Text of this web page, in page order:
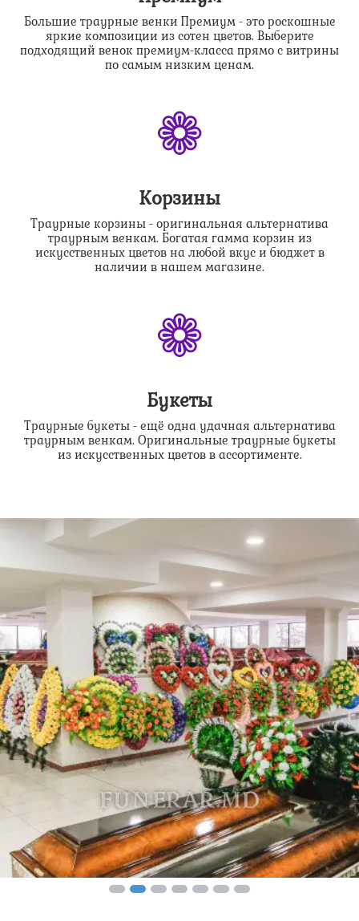
Большие траурные венки Премиум - это роскошные
яркие композиции из сотен цветов. Выберите
подходящий венок премиум-класса прямо с витрины
по самым низким ценам.
❁
Корзины
Траурные корзины - оригинальная альтернатива
траурным венкам. Богатая гамма корзин из
искусственных цветов на любой вкус и бюджет в
наличии в нашем магазине.
❁
Букеты
Траурные букеты - ещё одна удачная альтернатива
траурным венкам. Оригинальные траурные букеты
из искусственных цветов в ассортименте.